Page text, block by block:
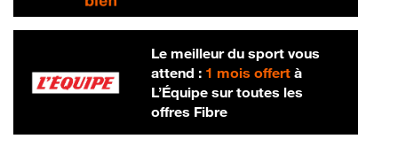
Le meilleur du sport vous
attend : 1 mois offertà
L’Équipe sur toutes les
offres Fibre